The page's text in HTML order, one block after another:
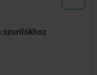
Szorító